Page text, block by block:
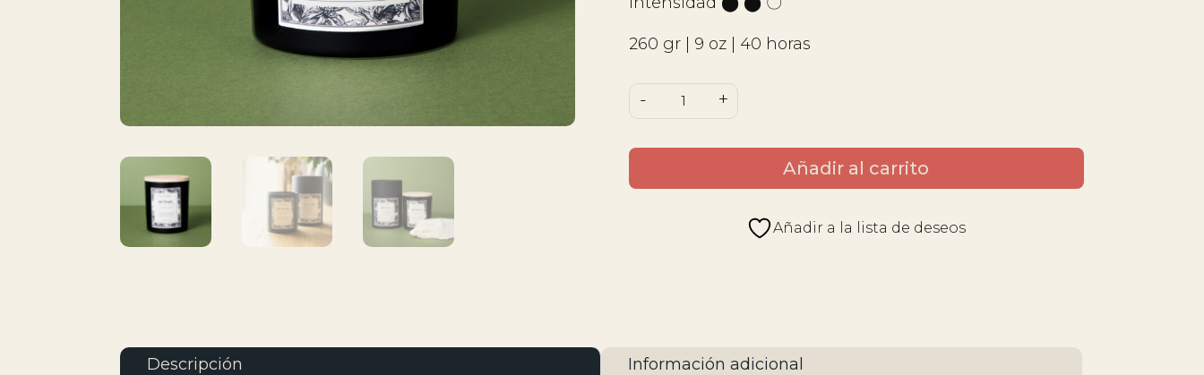
260 gr | 9 oz | 40 horas
-
Vela
aromática
AIRE
+
Añadir al carrito
Añadir a la lista de deseos
Descripción Información adicional